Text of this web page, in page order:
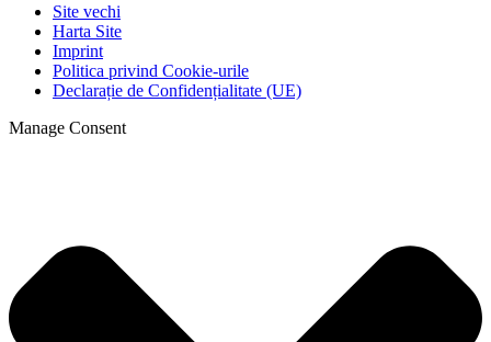
Site vechi
Harta Site
Imprint
Politica privind Cookie-urile
Declarație de Confidențialitate (UE)
Manage Consent